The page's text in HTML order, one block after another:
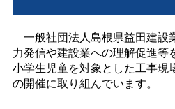
一般社団法人島根県益田建設
力発信や建設業への理解促進等
小学生児童を対象とした工事現
の開催に取り組んでいます。